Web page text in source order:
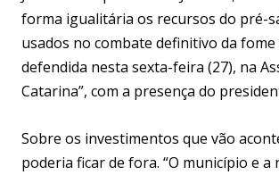
forma igualitária os recursos do pré-
usados no combate definitivo da
defendida nesta sexta-feira (27), na
Catarina”, com a presença do
Sobre os investimentos que vão
poderia ficar de fora. “O município e